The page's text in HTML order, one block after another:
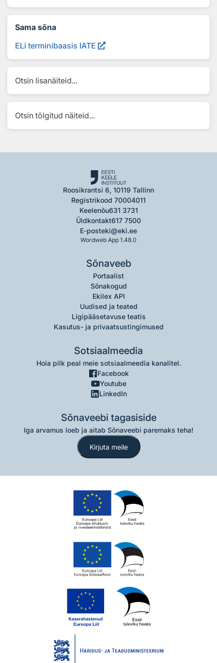
Sama sõna
ELi terminibaasis IATE
Otsin lisanäiteid...
Otsin tõlgitud näiteid...
Roosikrantsi 6, 10119 Tallinn
Registrikood 70004011
Keelenõu631 3731
Üldkontakt617 7500
E-posteki@eki.ee
Wordweb App 1.48.0
Sõnaveeb
Portaalist
Sõnakogud
Ekilex API
Uudised ja teated
Ligipääsetavuse teatis
Kasutus- ja privaatsustingimused
Sotsiaalmeedia
Hoia pilk peal meie sotsiaalmeedia kanalitel.
Facebook
Youtube
LinkedIn
Sõnaveebi tagasiside
Iga arvamus loeb ja aitab Sõnaveebi paremaks teha!
Kirjuta meile